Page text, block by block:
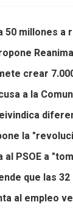
50 millones a
crear
a la
la
al PSOE a
que las
al empleo